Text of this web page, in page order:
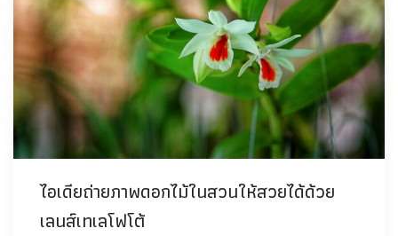
ไอเดียถ่ายภาพดอกไม้ในสวนให้สวยได้ด้วย
เลนส์เทเลโฟโต้